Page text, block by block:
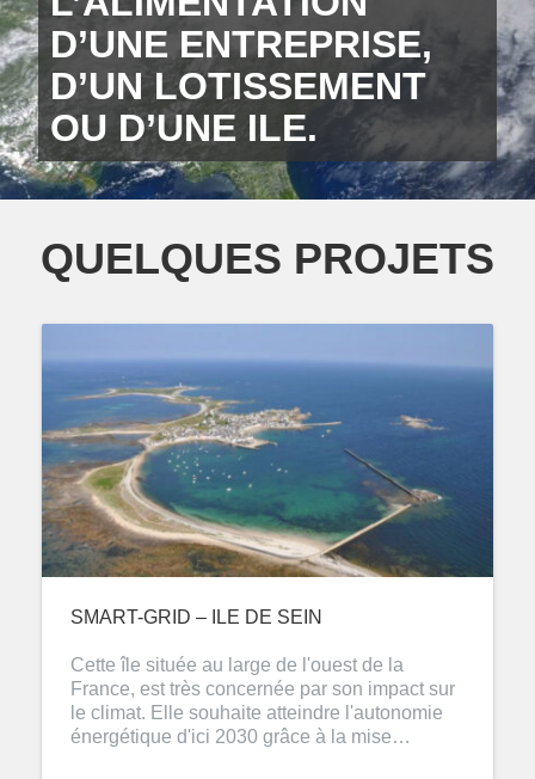
D’UNE ENTREPRISE,
D’UN LOTISSEMENT
OU D’UNE ILE.
QUELQUES PROJETS
SMART-GRID – ILE DE SEIN
Cette île située au large de l'ouest de la
France, est très concernée par son impact sur
le climat. Elle souhaite atteindre l'autonomie
énergétique d'ici 2030 grâce à la mise…